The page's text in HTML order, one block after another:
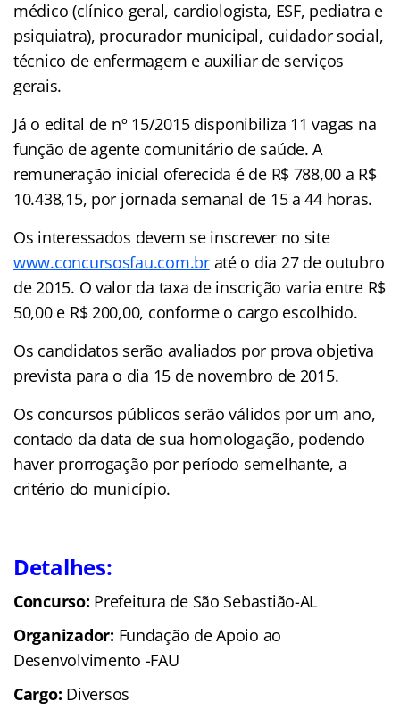
médico (clínico geral, cardiologista, ESF, pediatra e
psiquiatra), procurador municipal, cuidador social,
técnico de enfermagem e auxiliar de serviços
gerais.
Já o edital de nº 15/2015 disponibiliza 11 vagas na
função de agente comunitário de saúde. A
remuneração inicial oferecida é de R$ 788,00 a R$
10.438,15, por jornada semanal de 15 a 44 horas.
Os interessados devem se inscrever no site
www.concursosfau.com.braté o dia 27 de outubro
de 2015. O valor da taxa de inscrição varia entre R$
50,00 e R$ 200,00, conforme o cargo escolhido.
Os candidatos serão avaliados por prova objetiva
prevista para o dia 15 de novembro de 2015.
Os concursos públicos serão válidos por um ano,
contado da data de sua homologação, podendo
haver prorrogação por período semelhante, a
critério do município.
Detalhes:
Concurso: Prefeitura de São Sebastião-AL
Organizador: Fundação de Apoio ao
Desenvolvimento -FAU
Cargo: Diversos